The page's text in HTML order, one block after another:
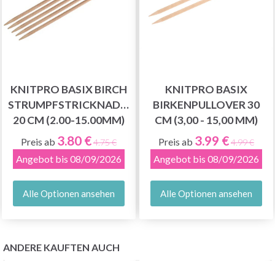
KNITPRO BASIX BIRCH
STRUMPFSTRICKNADELN
20 CM (2.00-15.00MM)
Preis ab 3.80 €4.75 €
Angebot bis 08/09/2026
Alle Optionen ansehen
KNITPRO BASIX
BIRKENPULLOVER 30
CM (3,00 - 15,00 MM)
Preis ab 3.99 €4.99 €
Angebot bis 08/09/2026
Alle Optionen ansehen
ANDERE KAUFTEN AUCH